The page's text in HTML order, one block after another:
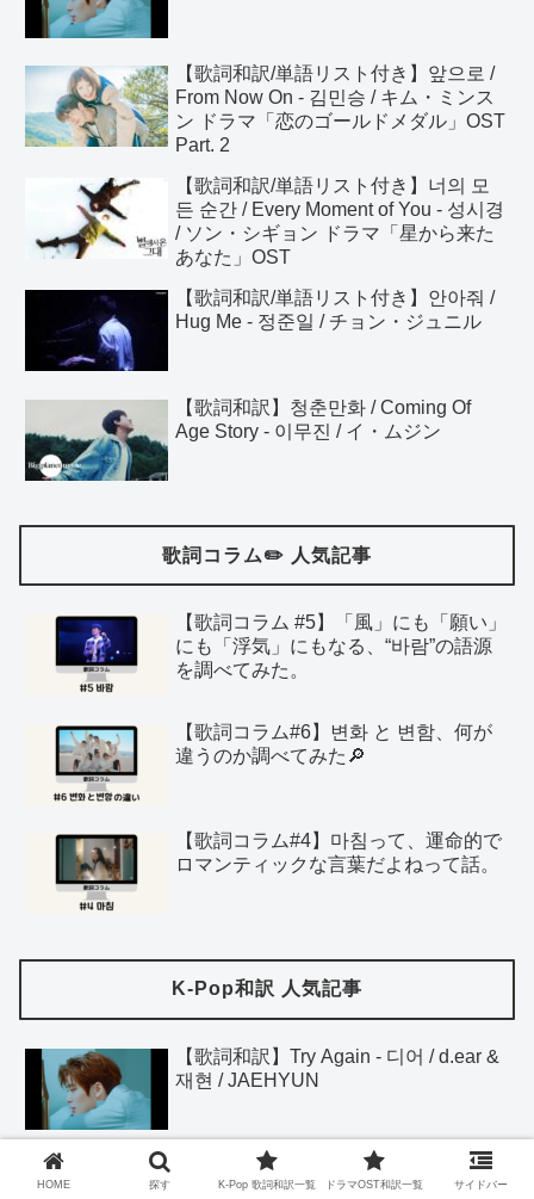
【歌詞和訳/単語リスト付き】앞으로 /
From Now On - 김민승 / キム・ミンス
ン ドラマ「恋のゴールドメダル」OST
Part. 2
【歌詞和訳/単語リスト付き】너의 모
든 순간 / Every Moment of You - 성시경
/ ソン・シギョン ドラマ「星から来た
あなた」OST
【歌詞和訳/単語リスト付き】안아줘 /
Hug Me - 정준일 / チョン・ジュニル
【歌詞和訳】청춘만화 / Coming Of
Age Story - 이무진 / イ・ムジン
歌詞コラム✏️ 人気記事
【歌詞コラム #5】「風」にも「願い」
にも「浮気」にもなる、“바람”の語源
を調べてみた。
【歌詞コラム#6】변화 と 변함、何が
違うのか調べてみた🔎
【歌詞コラム#4】마침って、運命的で
ロマンティックな言葉だよねって話。
K-Pop和訳 人気記事
【歌詞和訳】Try Again - 디어 / d.ear &
재현 / JAEHYUN
【歌詞和訳/単語リスト付き】안아줘 /
Hug Me - 정준일 / チョン・ジュニル
HOME 探す K-Pop 歌詞和訳一覧 ドラマOST和訳一覧 サイドバー